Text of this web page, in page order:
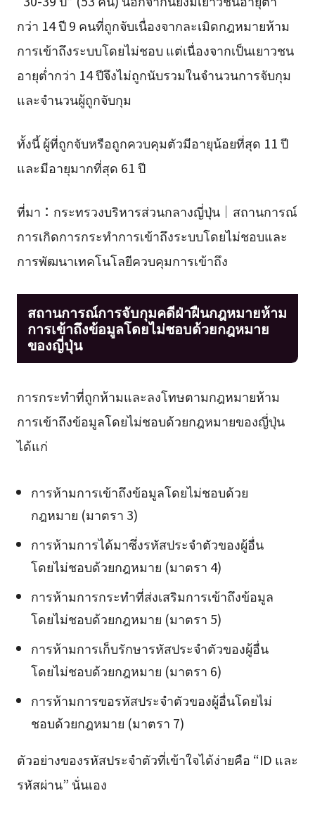
กว่า 14 ปี 9 คนที่ถูกจับเนื่องจากละเมิดกฎหมายห้าม
การเข้าถึงระบบโดยไม่ชอบ แต่เนื่องจากเป็นเยาวชน
อายุต่ำกว่า 14 ปีจึงไม่ถูกนับรวมในจำนวนการจับกุม
และจำนวนผู้ถูกจับกุม
ทั้งนี้ ผู้ที่ถูกจับหรือถูกควบคุมตัวมีอายุน้อยที่สุด 11 ปี
และมีอายุมากที่สุด 61 ปี
ที่มา：กระทรวงบริหารส่วนกลางญี่ปุ่น｜สถานการณ์
การเกิดการกระทำการเข้าถึงระบบโดยไม่ชอบและ
การพัฒนาเทคโนโลยีควบคุมการเข้าถึง
สถานการณ์การจับกุมคดีฝ่าฝืนกฎหมายห้าม
การเข้าถึงข้อมูลโดยไม่ชอบด้วยกฎหมาย
ของญี่ปุ่น
การกระทำที่ถูกห้ามและลงโทษตามกฎหมายห้าม
การเข้าถึงข้อมูลโดยไม่ชอบด้วยกฎหมายของญี่ปุ่น
ได้แก่
การห้ามการเข้าถึงข้อมูลโดยไม่ชอบด้วย
กฎหมาย (มาตรา 3)
การห้ามการได้มาซึ่งรหัสประจำตัวของผู้อื่น
โดยไม่ชอบด้วยกฎหมาย (มาตรา 4)
การห้ามการกระทำที่ส่งเสริมการเข้าถึงข้อมูล
โดยไม่ชอบด้วยกฎหมาย (มาตรา 5)
การห้ามการเก็บรักษารหัสประจำตัวของผู้อื่น
โดยไม่ชอบด้วยกฎหมาย (มาตรา 6)
การห้ามการขอรหัสประจำตัวของผู้อื่นโดยไม่
ชอบด้วยกฎหมาย (มาตรา 7)
ตัวอย่างของรหัสประจำตัวที่เข้าใจได้ง่ายคือ “ID และ
รหัสผ่าน” นั่นเอง